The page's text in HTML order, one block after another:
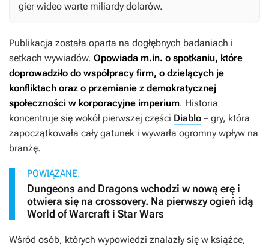
gier wideo warte miliardy dolarów.
Publikacja została oparta na dogłębnych badaniach i
setkach wywiadów. Opowiada m.in. o spotkaniu, które
doprowadziło do współpracy firm, o dzielących je
konfliktach oraz o przemianie z demokratycznej
społeczności w korporacyjne imperium. Historia
koncentruje się wokół pierwszej części Diablo – gry, która
zapoczątkowała cały gatunek i wywarła ogromny wpływ na
branżę.
POWIĄZANE:
Dungeons and Dragons wchodzi w nową erę i
otwiera się na crossovery. Na pierwszy ogień idą
World of Warcraft i Star Wars
Wśród osób, których wypowiedzi znalazły się w książce,